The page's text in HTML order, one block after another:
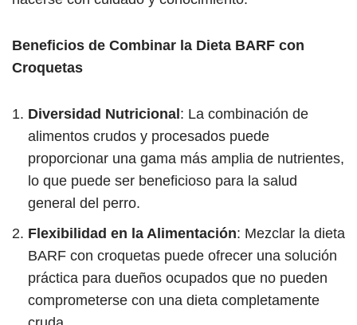
Beneficios de Combinar la Dieta BARF con
Croquetas
Diversidad Nutricional: La combinación de
alimentos crudos y procesados puede
proporcionar una gama más amplia de nutrientes,
lo que puede ser beneficioso para la salud
general del perro.
Flexibilidad en la Alimentación: Mezclar la dieta
BARF con croquetas puede ofrecer una solución
práctica para dueños ocupados que no pueden
comprometerse con una dieta completamente